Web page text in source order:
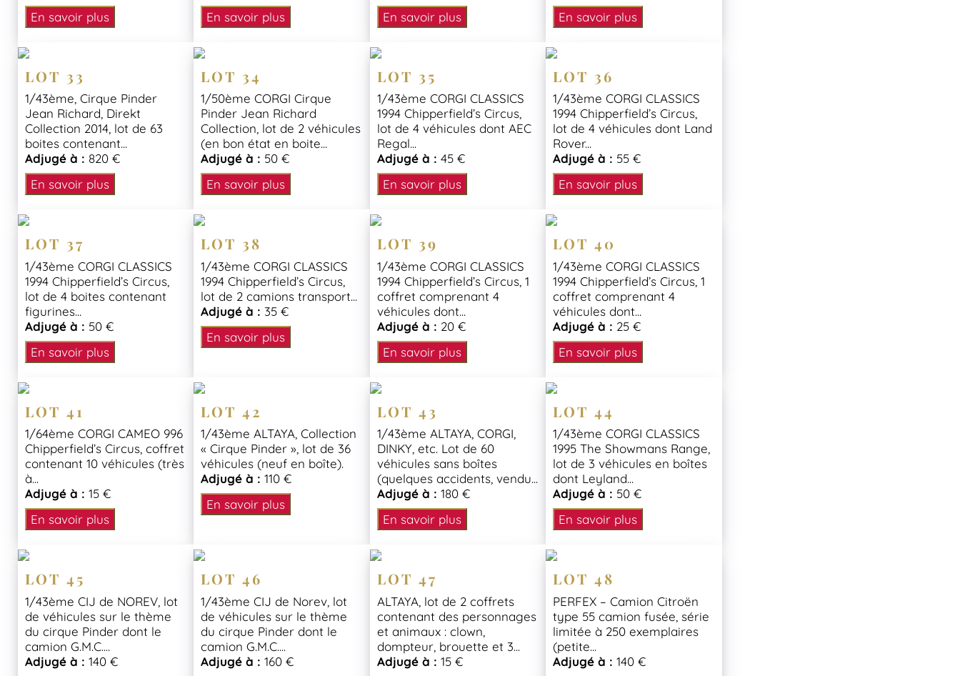
En savoir plus
En savoir plus
En savoir plus
En savoir plus
LOT 33
1/43ème, Cirque Pinder
Jean Richard, Direkt
Collection 2014, lot de 63
boites contenant...
Adjugé à : 820 €
En savoir plus
LOT 34
1/50ème CORGI Cirque
Pinder Jean Richard
Collection, lot de 2 véhicules
(en bon état en boite...
Adjugé à : 50 €
En savoir plus
LOT 35
1/43ème CORGI CLASSICS
1994 Chipperfield’s Circus,
lot de 4 véhicules dont AEC
Regal...
Adjugé à : 45 €
En savoir plus
LOT 36
1/43ème CORGI CLASSICS
1994 Chipperfield’s Circus,
lot de 4 véhicules dont Land
Rover...
Adjugé à : 55 €
En savoir plus
LOT 37
1/43ème CORGI CLASSICS
1994 Chipperfield’s Circus,
lot de 4 boites contenant
figurines...
Adjugé à : 50 €
En savoir plus
LOT 38
1/43ème CORGI CLASSICS
1994 Chipperfield’s Circus,
lot de 2 camions transport...
Adjugé à : 35 €
En savoir plus
LOT 39
1/43ème CORGI CLASSICS
1994 Chipperfield’s Circus, 1
coffret comprenant 4
véhicules dont...
Adjugé à : 20 €
En savoir plus
LOT 40
1/43ème CORGI CLASSICS
1994 Chipperfield’s Circus, 1
coffret comprenant 4
véhicules dont...
Adjugé à : 25 €
En savoir plus
LOT 41
1/64ème CORGI CAMEO 996
Chipperfield’s Circus, coffret
contenant 10 véhicules (très
à...
Adjugé à : 15 €
En savoir plus
LOT 42
1/43ème ALTAYA, Collection
« Cirque Pinder », lot de 36
véhicules (neuf en boîte).
Adjugé à :110 €
En savoir plus
LOT 43
1/43ème ALTAYA, CORGI,
DINKY, etc. Lot de 60
véhicules sans boîtes
(quelques accidents, vendu...
Adjugé à : 180 €
En savoir plus
LOT 44
1/43ème CORGI CLASSICS
1995 The Showmans Range,
lot de 3 véhicules en boîtes
dont Leyland...
Adjugé à : 50 €
En savoir plus
LOT 45
1/43ème CIJ de NOREV, lot
de véhicules sur le thème
du cirque Pinder dont le
camion G.M.C....
Adjugé à : 140 €
LOT 46
1/43ème CIJ de Norev, lot
de véhicules sur le thème
du cirque Pinder dont le
camion G.M.C....
Adjugé à :160 €
LOT 47
ALTAYA, lot de 2 coffrets
contenant des personnages
et animaux : clown,
dompteur, brouette et 3...
Adjugé à : 15 €
LOT 48
PERFEX – Camion Citroën
type 55 camion fusée, série
limitée à 250 exemplaires
(petite...
Adjugé à :140 €